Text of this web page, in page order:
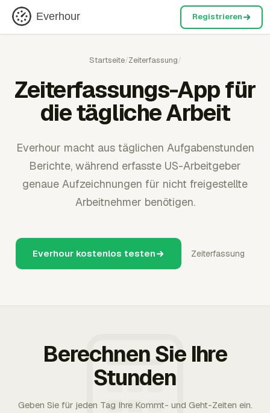
Everhour Registrieren
Startseite/Zeiterfassung/
Zeiterfassungs-App für
die tägliche Arbeit
Everhour macht aus täglichen Aufgabenstunden
Berichte, während erfasste US-Arbeitgeber
genaue Aufzeichnungen für nicht freigestellte
Arbeitnehmer benötigen.
Everhour kostenlos testen Zeiterfassung
Berechnen Sie Ihre
Stunden
Geben Sie für jeden Tag Ihre Kommt- und Geht-Zeiten ein.